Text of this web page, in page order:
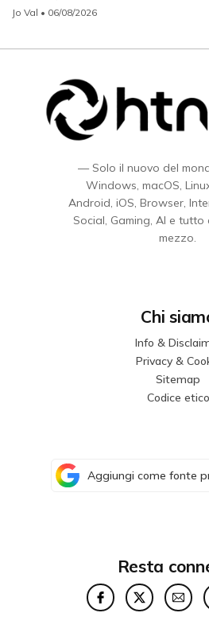
Jo Val • 06/08/2026
— Solo il nuovo del
Windows, macOS,
Android, iOS, Browser,
Social, Gaming, AI e tutto
mezzo.
Chi
Info &
Privacy &
Sitemap
Codice etico
Aggiungi come fonte
Resta